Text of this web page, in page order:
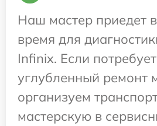
Наш мастер приедет
время для
Infinix. Если
углубленный ремонт
организуем
мастерскую в